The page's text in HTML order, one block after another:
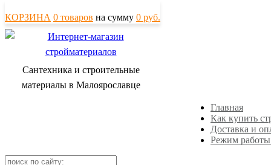
КОРЗИНА 0 товаров на сумму 0 руб.
Сантехника и строительные
материалы в Малоярославце
Главная
Как купить
Доставка и
Режим работы